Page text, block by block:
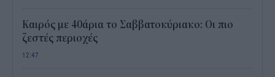
Καιρός με 40άρια το Σαββατοκύριακο: Οι πιο
ζεστές περιοχές
12:47